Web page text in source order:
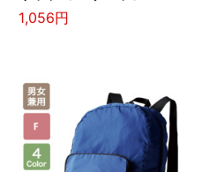
1,056円